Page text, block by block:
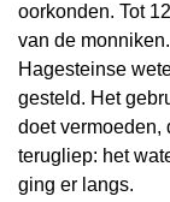
oorkonden. Tot
van de
Hagesteinse
gesteld. Het
doet vermoeden,
terugliep: het
ging er langs.